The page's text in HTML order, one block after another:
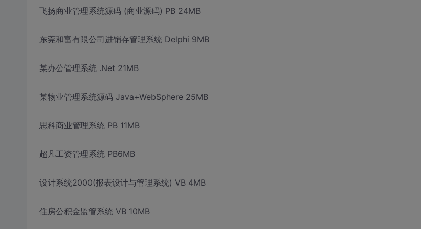
飞扬商业管理系统源码 (商业源码) PB 24MB
东莞和富有限公司进销存管理系统 Delphi 9MB
某办公管理系统 .Net 21MB
某物业管理系统源码 Java+WebSphere 25MB
思科商业管理系统 PB 11MB
超凡工资管理系统 PB6MB
设计系统2000(报表设计与管理系统) VB 4MB
住房公积金监管系统 VB 10MB